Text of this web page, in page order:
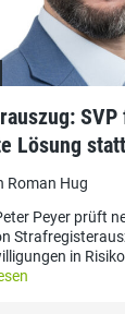
Lösung
Roman Hug
Peyer prüft
in